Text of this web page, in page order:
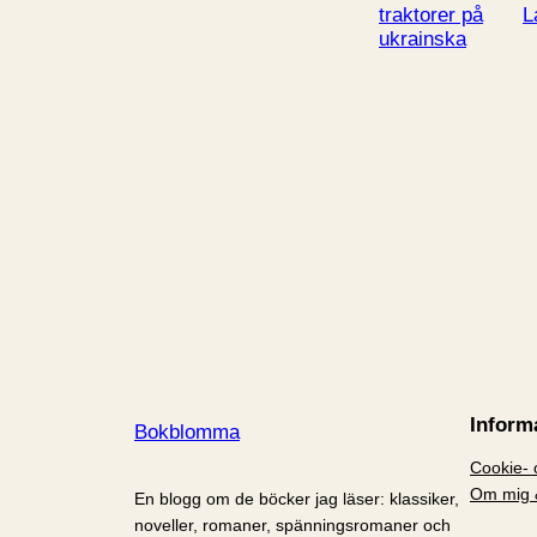
traktorer på
ukrainska
Bokblomma
En blogg om de böcker jag läser: klassiker,
noveller, romaner, spänningsromaner och
Cookie-
Om mig